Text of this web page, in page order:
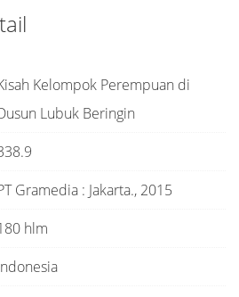
Kelompok Perempuan di
Lubuk Beringin
Gramedia : Jakarta., 2015
hlm